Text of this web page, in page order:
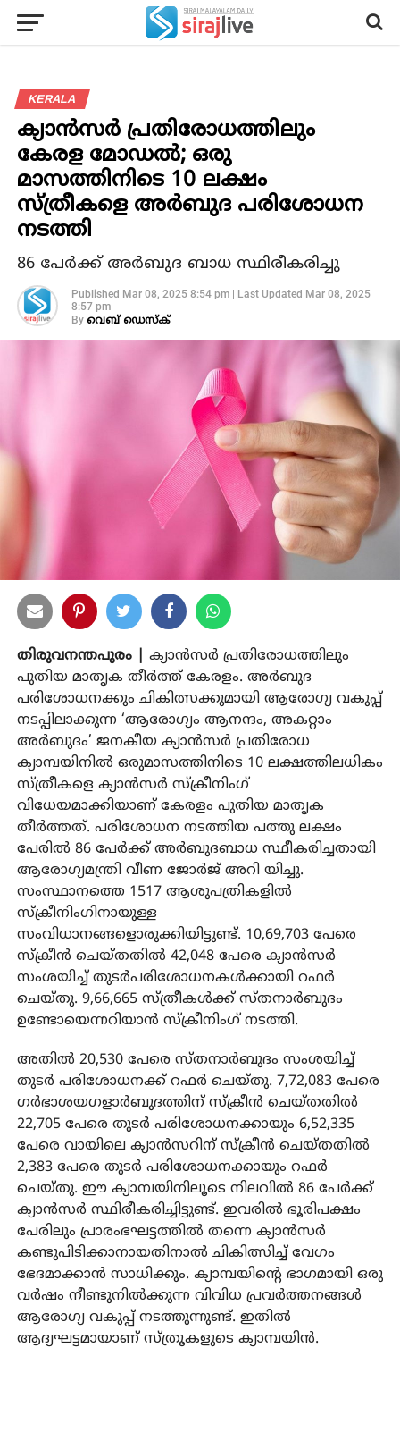
KERALA
ക്യാന്‍സര്‍ പ്രതിരോധത്തിലും
കേരള മോഡല്‍; ഒരു
മാസത്തിനിടെ 10 ലക്ഷം
സ്ത്രീകളെ അര്‍ബുദ പരിശോധന
നടത്തി
86 പേര്‍ക്ക് അര്‍ബുദ ബാധ സ്ഥിരീകരിച്ചു
Published Mar 08, 2025 8:54 pm| Last Updated Mar 08, 2025
8:57 pm
By വെബ് ഡെസ്‌ക്
തിരുവനന്തപുരം |
ക്യാന്‍സര്‍ പ്രതിരോധത്തിലും
പുതിയ മാതൃക തീര്‍ത്ത് കേരളം. അര്‍ബുദ
പരിശോധനക്കും ചികിത്സക്കുമായി ആരോഗ്യ വകുപ്പ്
നടപ്പിലാക്കുന്ന ‘ആരോഗ്യം ആനന്ദം, അകറ്റാം
അര്‍ബുദം’ ജനകീയ ക്യാന്‍സര്‍ പ്രതിരോധ
ക്യാമ്പയിനില്‍ ഒരുമാസത്തിനിടെ 10 ലക്ഷത്തിലധികം
സ്ത്രീകളെ ക്യാന്‍സര്‍ സ്‌ക്രീനിംഗ്
വിധേയമാക്കിയാണ് കേരളം പുതിയ മാതൃക
തീര്‍ത്തത്. പരിശോധന നടത്തിയ പത്തു ലക്ഷം
പേരില്‍ 86 പേര്‍ക്ക് അര്‍ബുദബാധ സ്ഥീകരിച്ചതായി
ആരോഗ്യമന്ത്രി വീണ ജോര്‍ജ് അറി യിച്ചു.
സംസ്ഥാനത്തെ 1517 ആശുപത്രികളില്‍
സ്‌ക്രീനിംഗിനായുള്ള
സംവിധാനങ്ങളൊരുക്കിയിട്ടുണ്ട്. 10,69,703 പേരെ
സ്‌ക്രീന്‍ ചെയ്തതില്‍ 42,048 പേരെ ക്യാന്‍സര്‍
സംശയിച്ച് തുടര്‍പരിശോധനകള്‍ക്കായി റഫര്‍
ചെയ്തു. 9,66,665 സ്ത്രീകള്‍ക്ക് സ്തനാര്‍ബുദം
ഉണ്ടോയെന്നറിയാന്‍ സ്‌ക്രീനിംഗ് നടത്തി.
അതില്‍ 20,530 പേരെ സ്തനാര്‍ബുദം സംശയിച്ച്
തുടര്‍ പരിശോധനക്ക് റഫര്‍ ചെയ്തു. 7,72,083 പേരെ
ഗര്‍ഭാശയഗളാര്‍ബുദത്തിന് സ്‌ക്രീന്‍ ചെയ്തതില്‍
22,705 പേരെ തുടര്‍ പരിശോധനക്കായും 6,52,335
പേരെ വായിലെ ക്യാന്‍സറിന് സ്‌ക്രീന്‍ ചെയ്തതില്‍
2,383 പേരെ തുടര്‍ പരിശോധനക്കായും റഫര്‍
ചെയ്തു. ഈ ക്യാമ്പയിനിലൂടെ നിലവില്‍ 86 പേര്‍ക്ക്
ക്യാന്‍സര്‍ സ്ഥിരീകരിച്ചിട്ടുണ്ട്. ഇവരില്‍ ഭൂരിപക്ഷം
പേരിലും പ്രാരംഭഘട്ടത്തില്‍ തന്നെ ക്യാന്‍സര്‍
കണ്ടുപിടിക്കാനായതിനാല്‍ ചികിത്സിച്ച് വേഗം
ഭേദമാക്കാന്‍ സാധിക്കും. ക്യാമ്പയിന്റെ ഭാഗമായി ഒരു
വര്‍ഷം നീണ്ടുനില്‍ക്കുന്ന വിവിധ പ്രവര്‍ത്തനങ്ങള്‍
ആരോഗ്യ വകുപ്പ് നടത്തുന്നുണ്ട്. ഇതില്‍
ആദ്യഘട്ടമായാണ് സ്ത്രൂകളുടെ ക്യാമ്പയിന്‍.